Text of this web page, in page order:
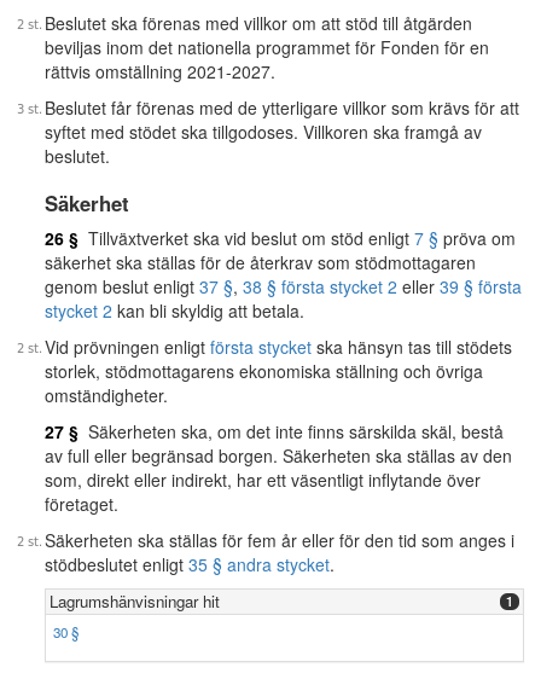
Beslutet ska förenas med villkor om att stöd till åtgärden
beviljas inom det nationella programmet för Fonden för en
rättvis omställning 2021-2027.
Beslutet får förenas med de ytterligare villkor som krävs för att
syftet med stödet ska tillgodoses. Villkoren ska framgå av
beslutet.
Säkerhet
26 § Tillväxtverket ska vid beslut om stöd enligt 7 § pröva om
säkerhet ska ställas för de återkrav som stödmottagaren
genom beslut enligt 37 §, 38 § första stycket 2 eller 39 § första
stycket 2 kan bli skyldig att betala.
Vid prövningen enligt första stycket ska hänsyn tas till stödets
storlek, stödmottagarens ekonomiska ställning och övriga
omständigheter.
27 § Säkerheten ska, om det inte finns särskilda skäl, bestå
av full eller begränsad borgen. Säkerheten ska ställas av den
som, direkt eller indirekt, har ett väsentligt inflytande över
företaget.
Säkerheten ska ställas för fem år eller för den tid som anges i
stödbeslutet enligt 35 § andra stycket.
Lagrumshänvisningar hit 1
30 §